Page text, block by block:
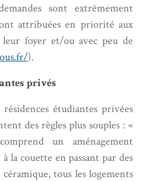
sont extrêmement
attribuées en priorité aux
foyer et/ou avec peu de
).
privés
étudiantes privées
des règles plus souples : «
un aménagement
la couette en passant par des
tous les logements